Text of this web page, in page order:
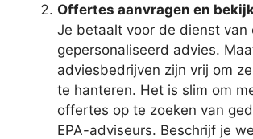
Offertes aanvragen en
Je betaalt voor de dienst van
gepersonaliseerd advies.
adviesbedrijven zijn vrij om
te hanteren. Het is slim om
offertes op te zoeken van
EPA-adviseurs. Beschrijf je